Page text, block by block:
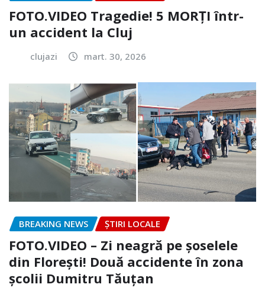
FOTO.VIDEO Tragedie! 5 MORȚI într-
un accident la Cluj
clujazi mart. 30, 2026
BREAKING NEWS ȘTIRI LOCALE
FOTO.VIDEO – Zi neagră pe șoselele
din Florești! Două accidente în zona
școlii Dumitru Tăuțan